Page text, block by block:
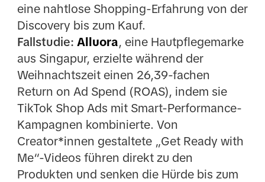
eine nahtlose Shopping-Erfahrung von der
Discovery bis zum Kauf.
Fallstudie: Alluora, eine Hautpflegemarke
aus Singapur, erzielte während der
Weihnachtszeit einen 26,39-fachen
Return on Ad Spend (ROAS), indem sie
TikTok Shop Ads mit Smart-Performance-
Kampagnen kombinierte. Von
Creator*innen gestaltete „Get Ready with
Me“-Videos führen direkt zu den
Produkten und senken die Hürde bis zum